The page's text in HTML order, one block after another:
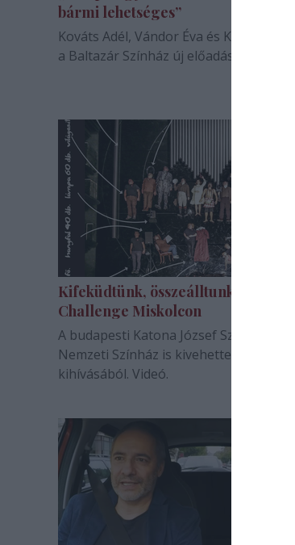
bármi lehetséges”
Kováts Adél, Vándor Éva és Kelemen
a Baltazár Színház új előadását.
Kifeküdtünk, összeálltunk - Tetris
Challenge Miskolcon
A budapesti Katona József Színház
Nemzeti Színház is kivehette részét
kihívásából. Videó.